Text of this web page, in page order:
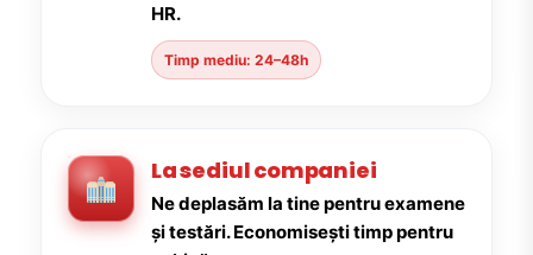
HR.
Timp mediu: 24–48h
La sediul companiei
Ne deplasăm la tine pentru examene
și testări. Economisești timp pentru